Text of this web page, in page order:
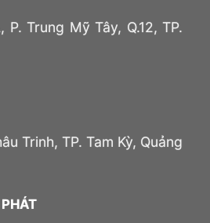
P. Trung Mỹ Tây, Q.12, TP.
Trinh, TP. Tam Kỳ, Quảng